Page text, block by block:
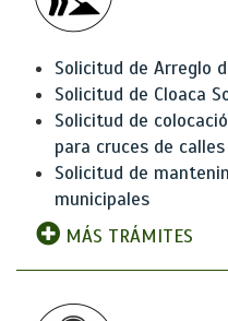
Solicitud de Arreglo
Solicitud de Cloaca
Solicitud de
para cruces de calles
Solicitud de
municipales
MÁS TRÁMITES